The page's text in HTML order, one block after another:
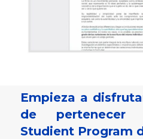
Empieza a
de pertenecer
Studient Program